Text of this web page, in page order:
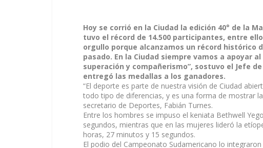
Hoy se corrió en la Ciudad la edición 40° de la
tuvo el récord de 14.500 participantes, entre
orgullo porque alcanzamos un récord histórico
pasado. En la Ciudad siempre vamos a apoyar
superación y compañerismo”, sostuvo el Jefe
entregó las medallas a los ganadores.
“El deporte es parte de nuestra visión de Ciudad
todo tipo de diferencias, y es una forma de mostrar
secretario de Deportes, Fabián Turnes.
Entre los hombres se impuso el keniata Bethwell
segundos, mientras que en las mujeres lideró la
horas, 27 minutos y 15 segundos.
El podio del Campeonato Sudamericano lo